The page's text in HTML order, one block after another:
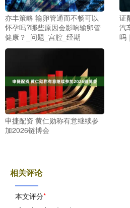
亦丰策略 输卵管通而不畅可以
怀孕吗?哪些原因会影响输卵管
健康？_问题_宫腔_经期
证
汽
吗
申捷配资 黄仁勋称有意继续参
加2026链博会
相关评论
本文评分*